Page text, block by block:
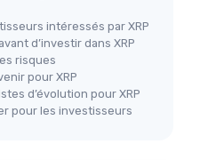
intéressés par XRP
d’investir dans XRP
risques
pour XRP
d’évolution pour XRP
pour les investisseurs